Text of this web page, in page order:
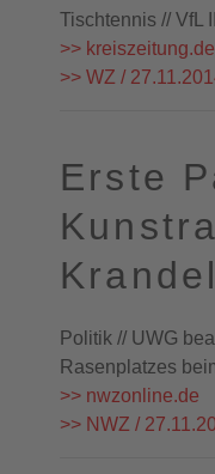
Tischtennis // VfL
>> kreiszeitung.de
>> WZ /
Erste
Krandel
Politik // UWG
Rasenplatzes
>> nwzonline.de
>> NWZ /